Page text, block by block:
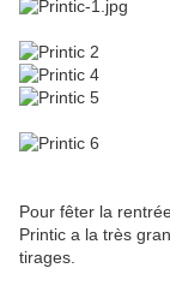
Pour fêter la
Printic a la très
tirages.